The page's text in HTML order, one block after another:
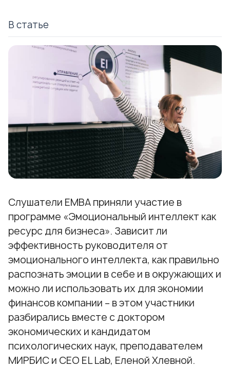
В статье
Слушатели EMBAприняли участие в
программе «Эмоциональный интеллект как
ресурс для бизнеса». Зависит ли
эффективность руководителя от
эмоционального интеллекта, как правильно
распознать эмоции в себе и в окружающих и
можно ли использовать их для экономии
финансов компании – в этом участники
разбирались вместе с доктором
экономических и кандидатом
психологических наук, преподавателем
МИРБИС и CEO EL Lab, Еленой Хлевной.